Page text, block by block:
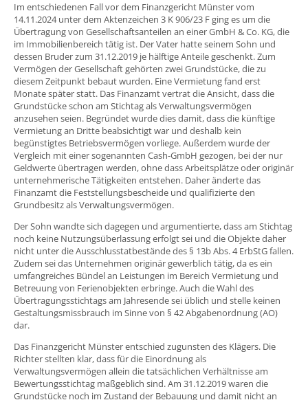
Im entschiedenen Fall vor dem Finanzgericht Münster vom
14.11.2024 unter dem Aktenzeichen 3 K 906/23 F ging es um die
Übertragung von Gesellschaftsanteilen an einer GmbH & Co. KG, die
im Immobilienbereich tätig ist. Der Vater hatte seinem Sohn und
dessen Bruder zum 31.12.2019 je hälftige Anteile geschenkt. Zum
Vermögen der Gesellschaft gehörten zwei Grundstücke, die zu
diesem Zeitpunkt bebaut wurden. Eine Vermietung fand erst
Monate später statt. Das Finanzamt vertrat die Ansicht, dass die
Grundstücke schon am Stichtag als Verwaltungsvermögen
anzusehen seien. Begründet wurde dies damit, dass die künftige
Vermietung an Dritte beabsichtigt war und deshalb kein
begünstigtes Betriebsvermögen vorliege. Außerdem wurde der
Vergleich mit einer sogenannten Cash-GmbH gezogen, bei der nur
Geldwerte übertragen werden, ohne dass Arbeitsplätze oder originär
unternehmerische Tätigkeiten entstehen. Daher änderte das
Finanzamt die Feststellungsbescheide und qualifizierte den
Grundbesitz als Verwaltungsvermögen.
Der Sohn wandte sich dagegen und argumentierte, dass am Stichtag
noch keine Nutzungsüberlassung erfolgt sei und die Objekte daher
nicht unter die Ausschlusstatbestände des § 13b Abs. 4 ErbStG fallen.
Zudem sei das Unternehmen originär gewerblich tätig, da es ein
umfangreiches Bündel an Leistungen im Bereich Vermietung und
Betreuung von Ferienobjekten erbringe. Auch die Wahl des
Übertragungsstichtags am Jahresende sei üblich und stelle keinen
Gestaltungsmissbrauch im Sinne von § 42 Abgabenordnung (AO)
dar.
Das Finanzgericht Münster entschied zugunsten des Klägers. Die
Richter stellten klar, dass für die Einordnung als
Verwaltungsvermögen allein die tatsächlichen Verhältnisse am
Bewertungsstichtag maßgeblich sind. Am 31.12.2019 waren die
Grundstücke noch im Zustand der Bebauung und damit nicht an